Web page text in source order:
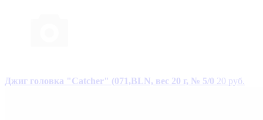
Джиг головка "Catcher" (071,BLN, вес 20 г, № 5/0 20 руб.